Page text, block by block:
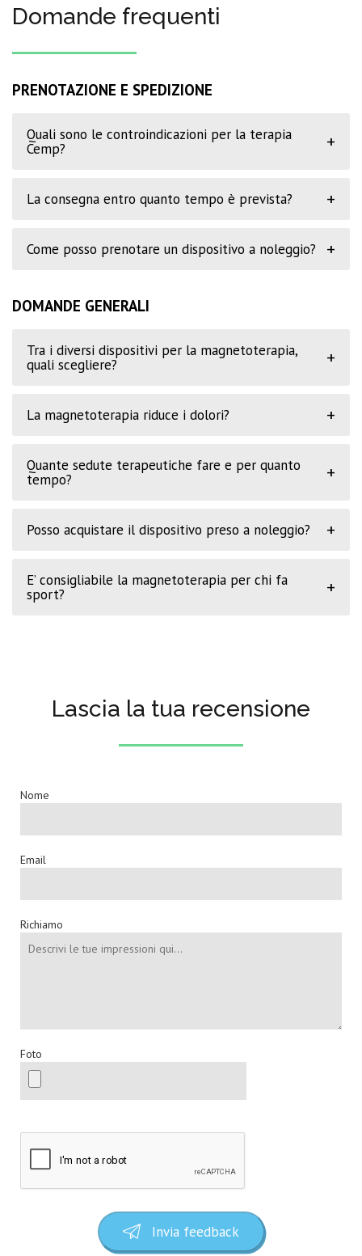
Domande frequenti
PRENOTAZIONE E SPEDIZIONE
Quali sono le controindicazioni per la terapia
Cemp?
+
La consegna entro quanto tempo è prevista? +
Come posso prenotare un dispositivo a noleggio? +
DOMANDE GENERALI
Tra i diversi dispositivi per la magnetoterapia,
quali scegliere?
+
La magnetoterapia riduce i dolori? +
Quante sedute terapeutiche fare e per quanto
tempo?
+
Posso acquistare il dispositivo preso a noleggio? +
E’ consigliabile la magnetoterapia per chi fa
sport?
+
Lascia la tua recensione
Nome
Email
Richiamo
Foto
Invia feedback